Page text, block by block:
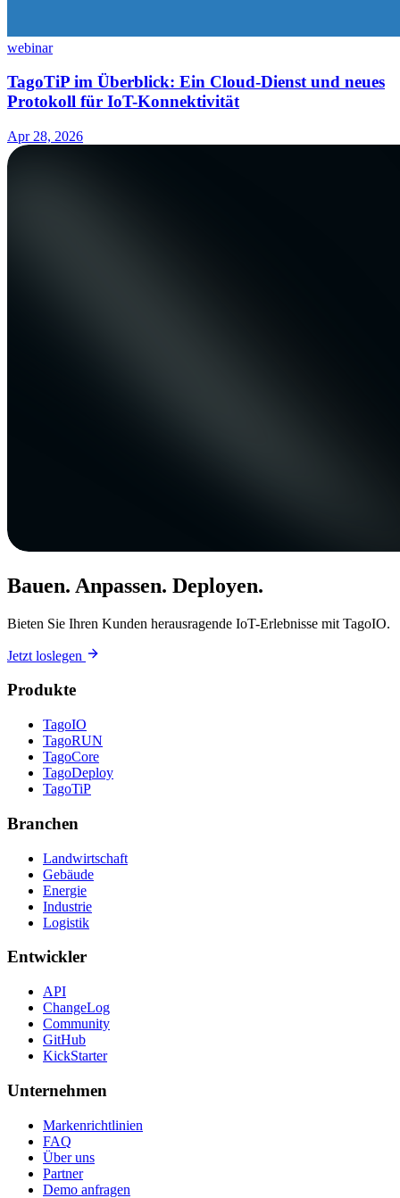
webinar
TagoTiP im Überblick: Ein Cloud-Dienst und neues
Protokoll für IoT-Konnektivität
Apr 28, 2026
Bauen. Anpassen. Deployen.
Bieten Sie Ihren Kunden herausragende IoT-Erlebnisse mit TagoIO.
Jetzt loslegen
Produkte
TagoIO
TagoRUN
TagoCore
TagoDeploy
TagoTiP
Branchen
Landwirtschaft
Gebäude
Energie
Industrie
Logistik
Entwickler
API
ChangeLog
Community
GitHub
KickStarter
Unternehmen
Markenrichtlinien
FAQ
Über uns
Partner
Demo anfragen